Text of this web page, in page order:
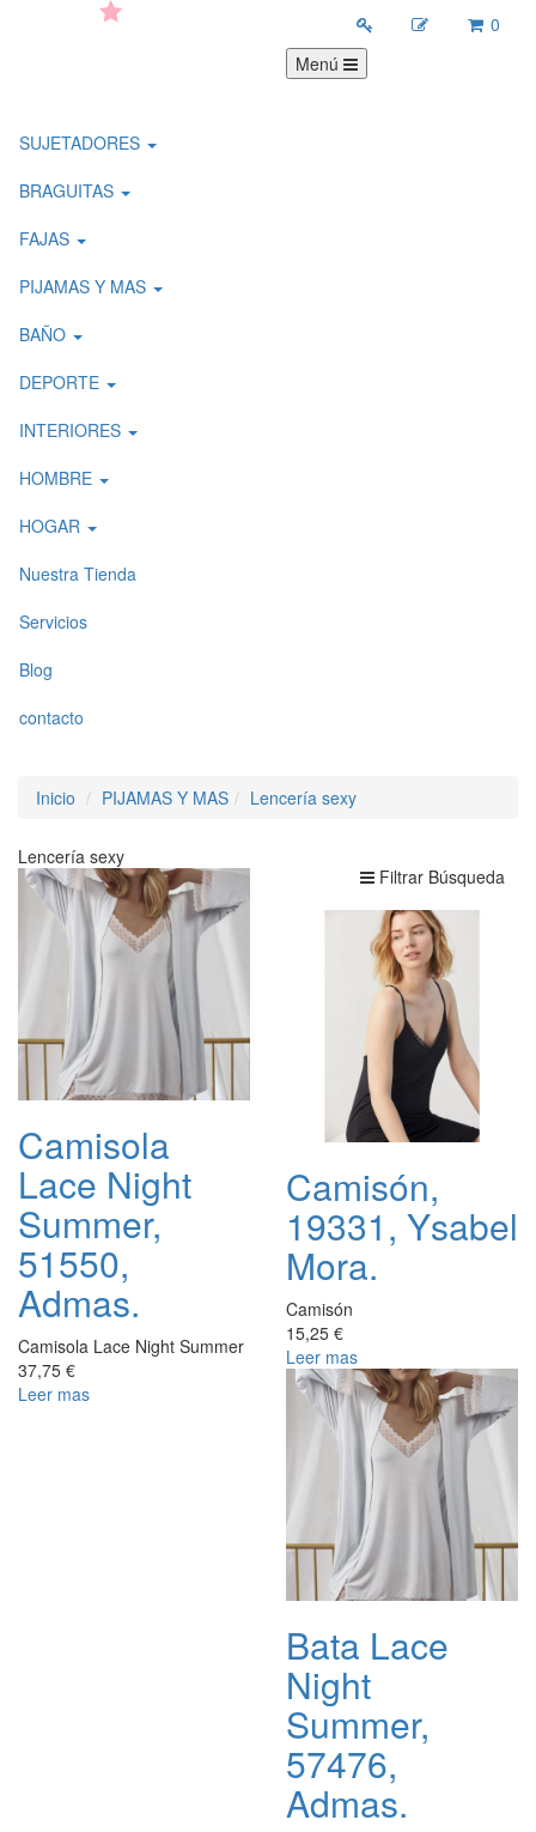
0
Menú
SUJETADORES
BRAGUITAS
FAJAS
PIJAMAS Y MAS
BAÑO
DEPORTE
INTERIORES
HOMBRE
HOGAR
Nuestra Tienda
Servicios
Blog
contacto
Inicio PIJAMAS Y MAS Lencería sexy
Filtrar Búsqueda
Lencería sexy
Camisola
Lace Night
Summer,
51550,
Admas.
Camisola Lace Night Summer
37,75 €
Leer mas
Camisón,
19331, Ysabel
Mora.
Camisón
15,25 €
Leer mas
Bata Lace
Night
Summer,
57476,
Admas.